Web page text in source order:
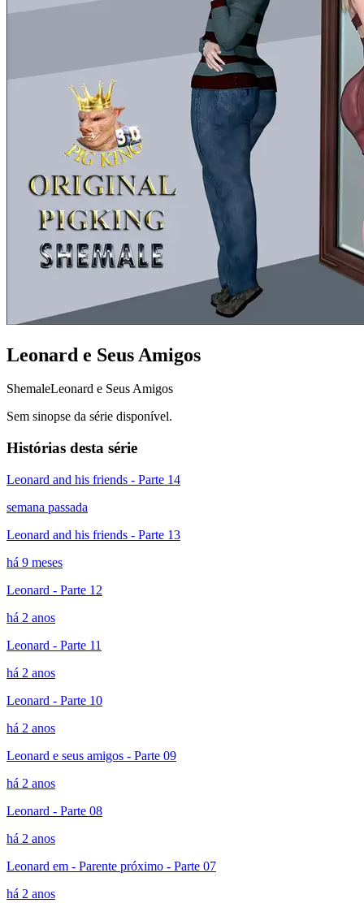
Leonard e Seus Amigos
ShemaleLeonard e Seus Amigos
Sem sinopse da série disponível.
Histórias desta série
Leonard and his friends - Parte 14
semana passada
Leonard and his friends - Parte 13
há 9 meses
Leonard - Parte 12
há 2 anos
Leonard - Parte 11
há 2 anos
Leonard - Parte 10
há 2 anos
Leonard e seus amigos - Parte 09
há 2 anos
Leonard - Parte 08
há 2 anos
Leonard em - Parente próximo - Parte 07
há 2 anos